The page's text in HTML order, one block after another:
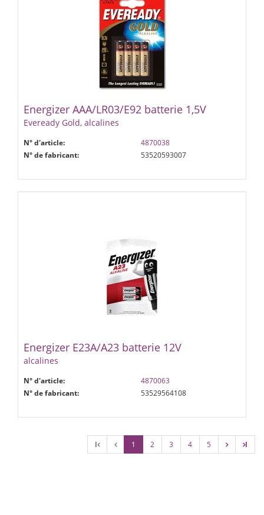
Energizer AAA/LR03/E92 batterie 1,5V
Eveready Gold, alcalines
N° d'article:
4870038
N° de fabricant:
53520593007
Energizer E23A/A23 batterie 12V
alcalines
N° d'article:
4870063
N° de fabricant:
53529564108
l 1 2 3 4 5 l